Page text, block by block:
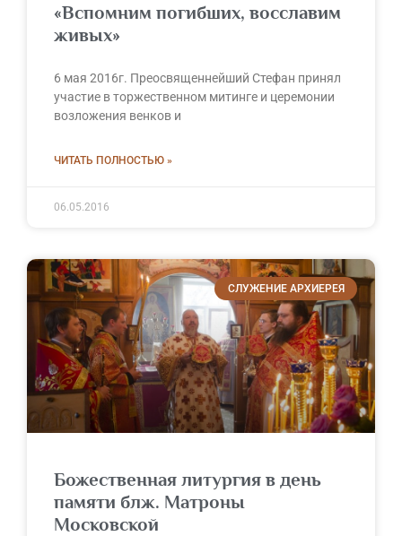
«Вспомним погибших, восславим
живых»
6 мая 2016г. Преосвященнейший Стефан принял
участие в торжественном митинге и церемонии
возложения венков и
ЧИТАТЬ ПОЛНОСТЬЮ »
06.05.2016
СЛУЖЕНИЕ АРХИЕРЕЯ
Божественная литургия в день
памяти блж. Матроны
Московской